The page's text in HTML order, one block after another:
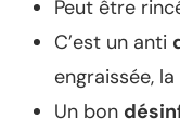
Peut être
C’est un anti
engraissée,
Un bon